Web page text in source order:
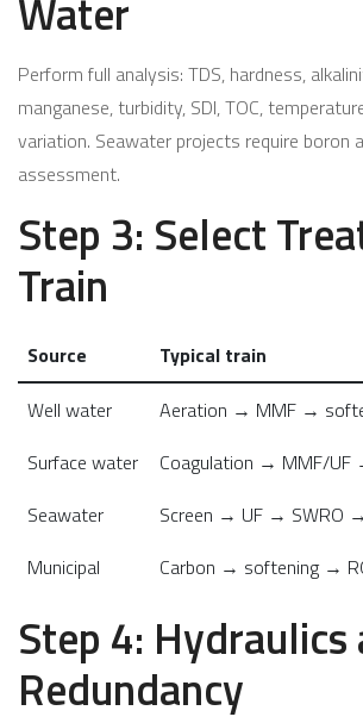
Water
Perform full analysis: TDS, hardness,
manganese, turbidity, SDI, TOC,
variation. Seawater projects require boron
assessment.
Step 3: Select
Train
Source
Typical train
Well water
Aeration → MMF →
Surface water
Coagulation → MMF/UF
Seawater
Screen → UF → SWRO
Municipal
Carbon → softening →
Step 4: Hydraulics
Redundancy